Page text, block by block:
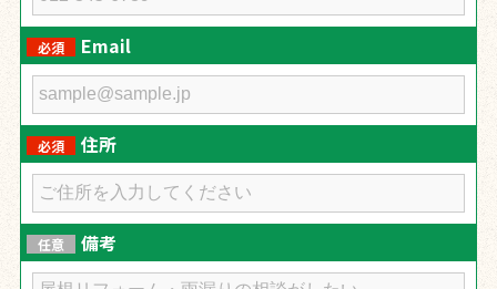
必須 Email
必須 住所
任意 備考